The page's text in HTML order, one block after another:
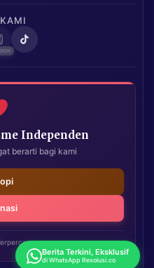
Independen
berarti bagi kami
Berita Terkini, Eksklusif
di WhatsApp Resolusi.co